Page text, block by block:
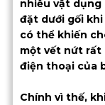
nhiều vật dụng
đặt dưới gối
có thể khiến
một vết nứt rất
điện thoại của
Chính vì thế,